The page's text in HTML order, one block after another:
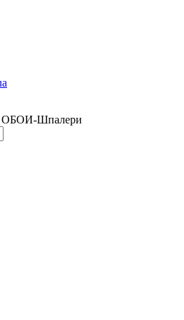
ОБОИ-Шпалери